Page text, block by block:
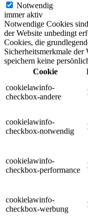
Notwendig
immer aktiv
Notwendige Cookies
der Website unbedingt
Cookies, die
Sicherheitsmerkmale der
speichern keine
Cookie
cookielawinfo-
checkbox-andere
cookielawinfo-
checkbox-notwendig
cookielawinfo-
checkbox-performance
cookielawinfo-
checkbox-werbung